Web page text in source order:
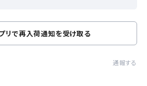
リで再入荷通知を受け取る
通報する